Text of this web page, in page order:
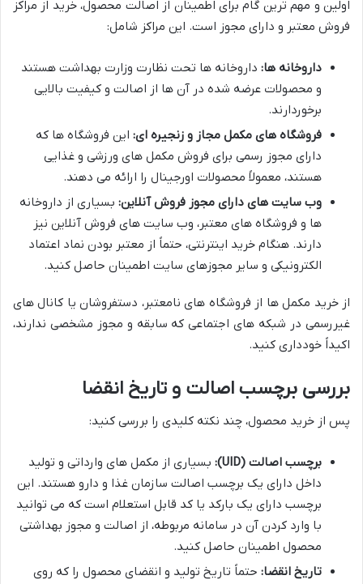
اولین و مهم ترین گام برای اطمینان از اصالت محصول، خرید از مراکز
فروش معتبر و دارای مجوز است. این مراکز شامل:
داروخانه ها: داروخانه ها تحت نظارت وزارت بهداشت هستند
و محصولات عرضه شده در آن ها از اصالت و کیفیت بالایی
برخوردارند.
فروشگاه های مکمل مجاز و زنجیره ای: این فروشگاه ها که
دارای مجوز رسمی برای فروش مکمل های ورزشی و غذایی
هستند، معمولاً محصولات اورجینال را ارائه می دهند.
وب سایت های دارای مجوز فروش آنلاین: بسیاری از داروخانه
ها و فروشگاه های معتبر، وب سایت های فروش آنلاین نیز
دارند. هنگام خرید اینترنتی، حتماً از معتبر بودن نماد اعتماد
الکترونیکی و سایر مجوزهای سایت اطمینان حاصل کنید.
از خرید مکمل ها از فروشگاه های نامعتبر، دستفروشان یا کانال های
غیررسمی در شبکه های اجتماعی که سابقه و مجوز مشخصی ندارند،
اکیداً خودداری کنید.
بررسی برچسب اصالت و تاریخ انقضا
پس از خرید محصول، چند نکته کلیدی را بررسی کنید:
برچسب اصالت (UID):
بسیاری از مکمل های وارداتی و تولید
داخل دارای یک برچسب اصالت سازمان غذا و دارو هستند. این
برچسب دارای یک بارکد یا کد قابل استعلام است که می توانید
با وارد کردن آن در سامانه مربوطه، از اصالت و مجوز بهداشتی
محصول اطمینان حاصل کنید.
تاریخ انقضا: حتماً تاریخ تولید و انقضای محصول را که روی